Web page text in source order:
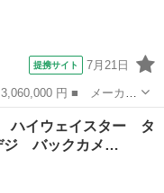
提携サイト 7月21日
ド名： メダリスト
認 外品フルエアロ 外
ハイウェイスター タ
バックカメ…